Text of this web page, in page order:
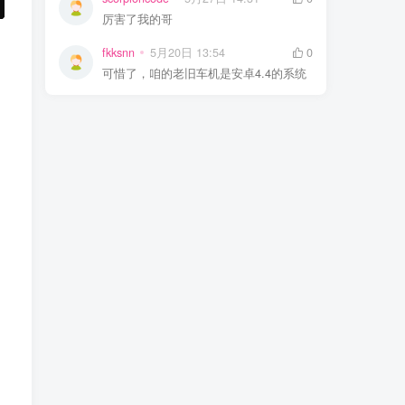
厉害了我的哥
fkksnn 5月20日 13:54
0
可惜了，咱的老旧车机是安卓4.4的系统